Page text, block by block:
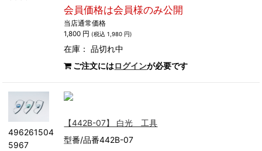
会員価格は会員様のみ公開
当店通常価格
1,800 円 (税込 1,980 円)
在庫：品切れ中
ご注文にはログインが必要です
496261504
5967
【442B-07】 白光 工具
型番/品番442B-07